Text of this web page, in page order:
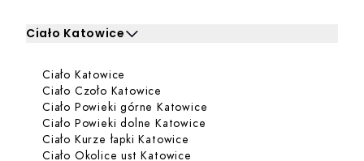
Ciało Katowice
Kliknij, aby rozwinąć i zobaczyć zabiegi dla Ciało
Zabiegi dla Ciało Katowice
Ciało Katowice
Ciało Czoło Katowice
Ciało Powieki górne Katowice
Ciało Powieki dolne Katowice
Ciało Kurze łapki Katowice
Ciało Okolice ust Katowice